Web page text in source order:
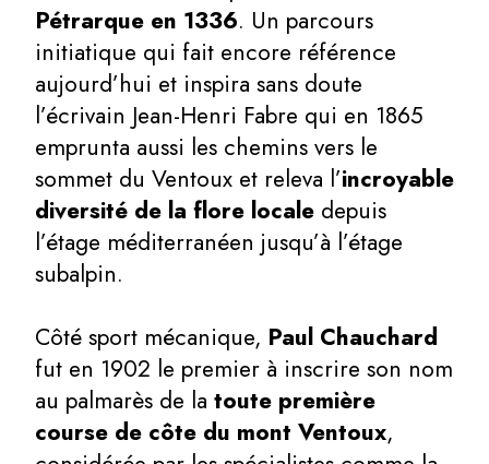
Pétrarque en 1336. Un parcours
initiatique qui fait encore référence
aujourd’hui et inspira sans doute
l’écrivain Jean-Henri Fabre qui en 1865
emprunta aussi les chemins vers le
sommet du Ventoux et releva l’incroyable
diversité de la flore locale depuis
l’étage méditerranéen jusqu’à l’étage
subalpin.
Côté sport mécanique, Paul Chauchard
fut en 1902 le premier à inscrire son nom
au palmarès de la toute première
course de côte du mont Ventoux,